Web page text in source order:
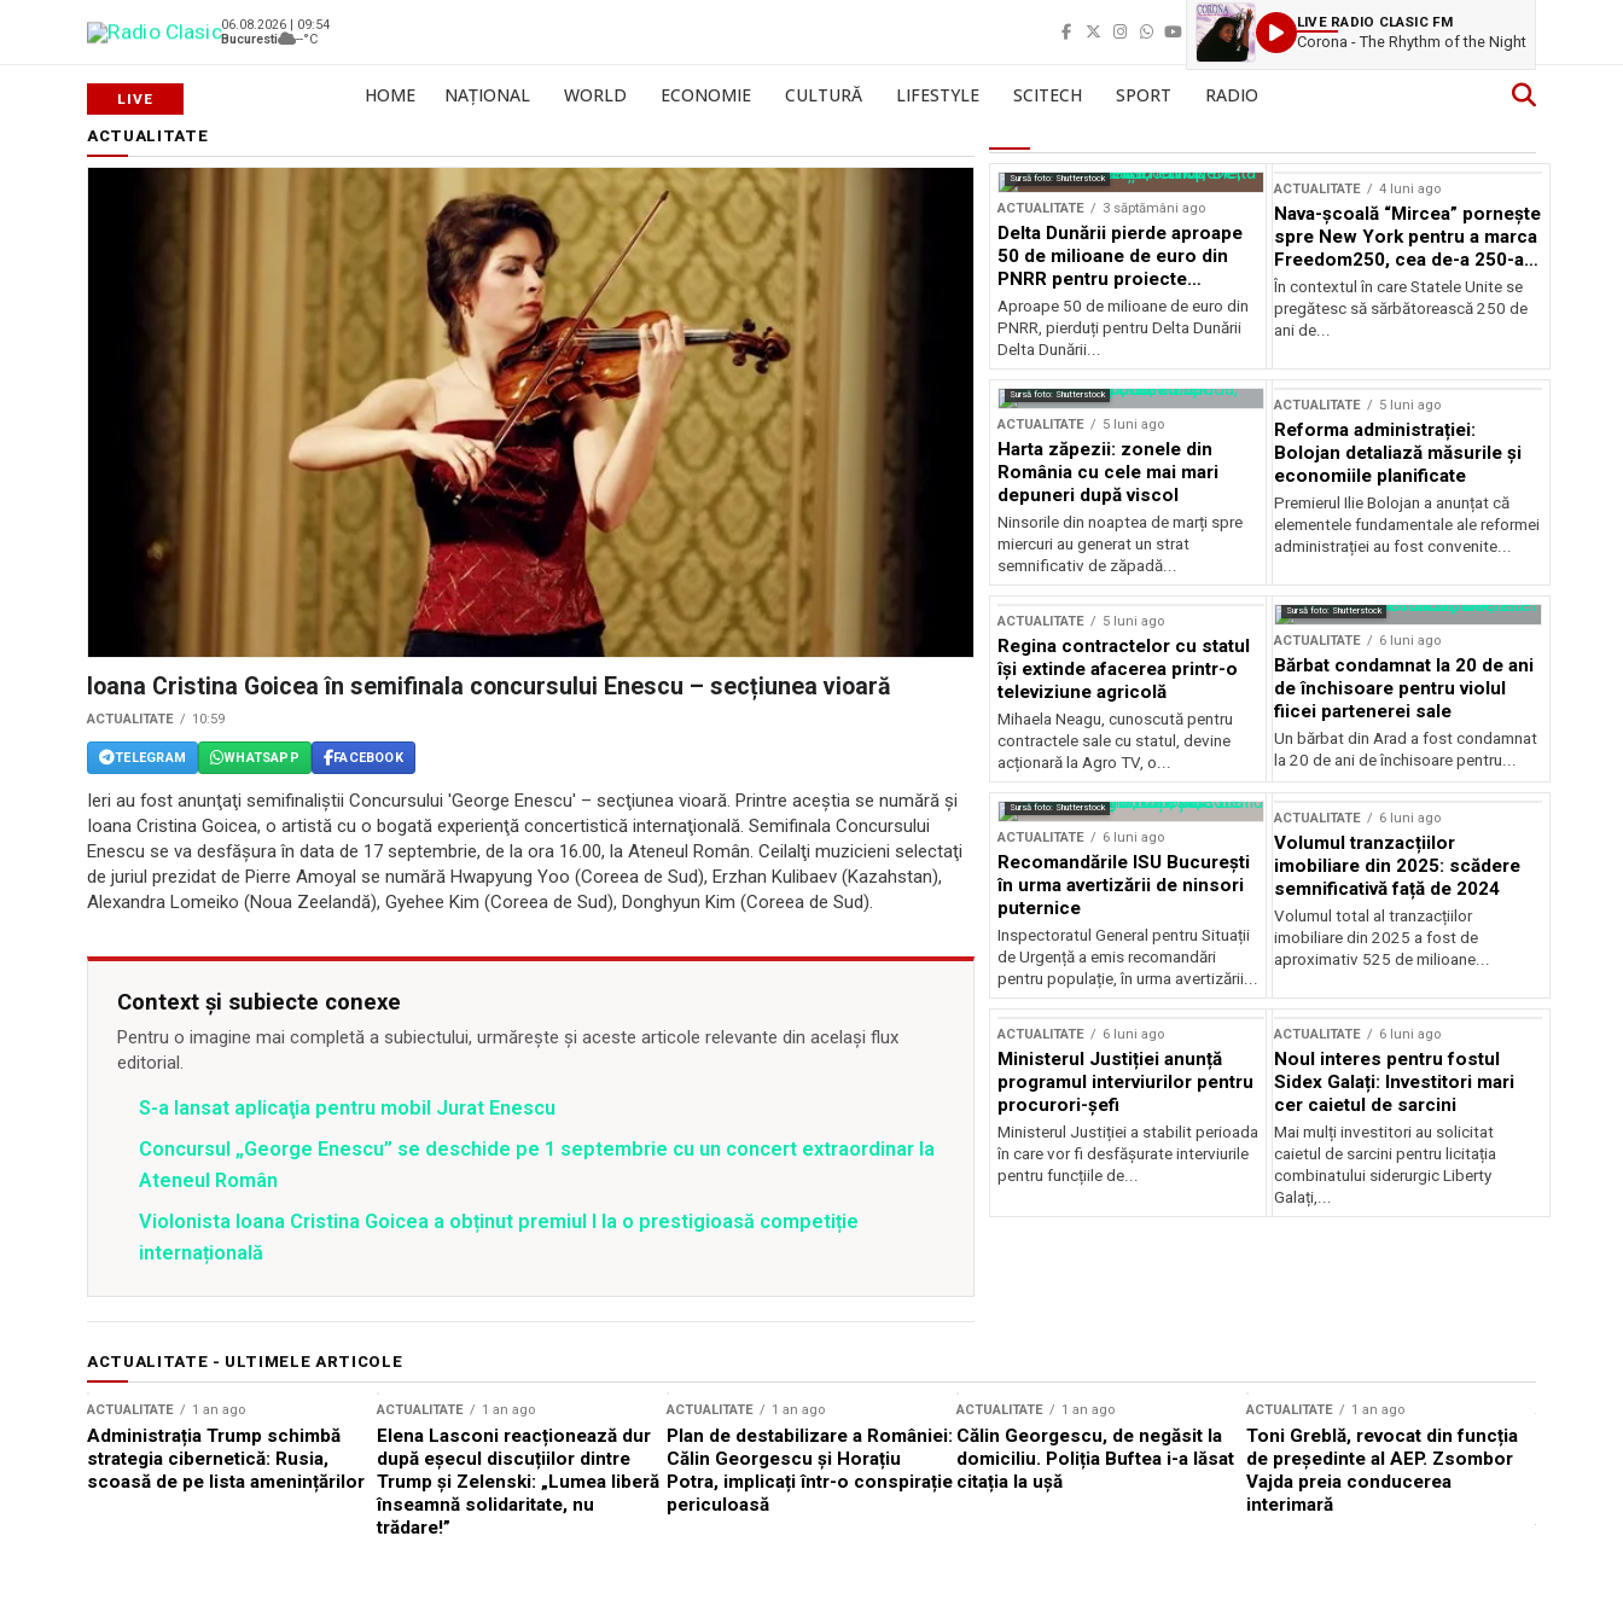
06.08.2026 | 09:54
Bucuresti
--°C
LIVE RADIO CLASIC FM
Corona - The Rhythm of the Night
HOME NAȚIONAL WORLD ECONOMIE CULTURĂ LIFESTYLE SCITECH SPORT RADIO
ACTUALITATE
Ioana Cristina Goicea în semifinala concursului Enescu – secțiunea vioară
ACTUALITATE 10:59
TELEGRAM WHATSAPP FACEBOOK
Ieri au fost anunţaţi semifinaliştii Concursului 'George Enescu' – secţiunea vioară. Printre aceştia se numără şi
Ioana Cristina Goicea, o artistă cu o bogată experienţă concertistică internaţională. Semifinala Concursului
Enescu se va desfăşura în data de 17 septembrie, de la ora 16.00, la Ateneul Român. Ceilalţi muzicieni selectaţi
de juriul prezidat de Pierre Amoyal se numără Hwapyung Yoo (Coreea de Sud), Erzhan Kulibaev (Kazahstan),
Alexandra Lomeiko (Noua Zeelandă), Gyehee Kim (Coreea de Sud), Donghyun Kim (Coreea de Sud).
Context și subiecte conexe
Pentru o imagine mai completă a subiectului, urmărește și aceste articole relevante din același flux
editorial.
S-a lansat aplicaţia pentru mobil Jurat Enescu
Concursul „George Enescu” se deschide pe 1 septembrie cu un concert extraordinar la
Ateneul Român
Violonista Ioana Cristina Goicea a obținut premiul I la o prestigioasă competiție
internațională
Sursă foto: Shutterstock
ACTUALITATE 3 săptămâni ago
Delta Dunării pierde aproape
50 de milioane de euro din
PNRR pentru proiecte
esențiale
Aproape 50 de milioane de euro din
PNRR, pierduți pentru Delta Dunării
Delta Dunării...
ACTUALITATE 4 luni ago
Nava-școală “Mircea” pornește
spre New York pentru a marca
Freedom250, cea de-a 250-a
aniversare a Statelor Unite
În contextul în care Statele Unite se
pregătesc să sărbătorească 250 de
ani de...
Sursă foto: Shutterstock
ACTUALITATE 5 luni ago
Harta zăpezii: zonele din
România cu cele mai mari
depuneri după viscol
Ninsorile din noaptea de marți spre
miercuri au generat un strat
semnificativ de zăpadă...
ACTUALITATE 5 luni ago
Reforma administrației:
Bolojan detaliază măsurile și
economiile planificate
Premierul Ilie Bolojan a anunțat că
elementele fundamentale ale reformei
administrației au fost convenite...
ACTUALITATE 5 luni ago
Regina contractelor cu statul
își extinde afacerea printr-o
televiziune agricolă
Mihaela Neagu, cunoscută pentru
contractele sale cu statul, devine
acționară la Agro TV, o...
Sursă foto: Shutterstock
ACTUALITATE 6 luni ago
Bărbat condamnat la 20 de ani
de închisoare pentru violul
fiicei partenerei sale
Un bărbat din Arad a fost condamnat
la 20 de ani de închisoare pentru...
Sursă foto: Shutterstock
ACTUALITATE 6 luni ago
Recomandările ISU București
în urma avertizării de ninsori
puternice
Inspectoratul General pentru Situații
de Urgență a emis recomandări
pentru populație, în urma avertizării...
ACTUALITATE 6 luni ago
Volumul tranzacțiilor
imobiliare din 2025: scădere
semnificativă față de 2024
Volumul total al tranzacțiilor
imobiliare din 2025 a fost de
aproximativ 525 de milioane...
ACTUALITATE 6 luni ago
Ministerul Justiției anunță
programul interviurilor pentru
procurori-șefi
Ministerul Justiției a stabilit perioada
în care vor fi desfășurate interviurile
pentru funcțiile de...
ACTUALITATE 6 luni ago
Noul interes pentru fostul
Sidex Galați: Investitori mari
cer caietul de sarcini
Mai mulți investitori au solicitat
caietul de sarcini pentru licitația
combinatului siderurgic Liberty
Galați,...
ACTUALITATE - ULTIMELE ARTICOLE
ACTUALITATE 1 an ago
Administrația Trump schimbă
strategia cibernetică: Rusia,
scoasă de pe lista amenințărilor
ACTUALITATE 1 an ago
Elena Lasconi reacționează dur
după eșecul discuțiilor dintre
Trump și Zelenski: „Lumea liberă
înseamnă solidaritate, nu
trădare!”
ACTUALITATE 1 an ago
Plan de destabilizare a României:
Călin Georgescu și Horațiu
Potra, implicați într-o conspirație
periculoasă
ACTUALITATE 1 an ago
Călin Georgescu, de negăsit la
domiciliu. Poliția Buftea i-a lăsat
citația la ușă
ACTUALITATE 1 an ago
Toni Greblă, revocat din funcția
de președinte al AEP. Zsombor
Vajda preia conducerea
interimară